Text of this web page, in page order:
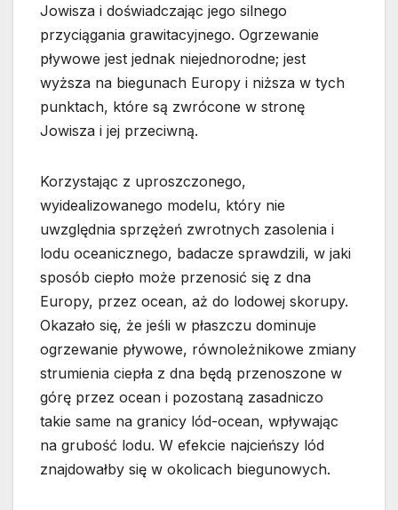
Jowisza i doświadczając jego silnego
przyciągania grawitacyjnego. Ogrzewanie
pływowe jest jednak niejednorodne; jest
wyższa na biegunach Europy i niższa w tych
punktach, które są zwrócone w stronę
Jowisza i jej przeciwną.
Korzystając z uproszczonego,
wyidealizowanego modelu, który nie
uwzględnia sprzężeń zwrotnych zasolenia i
lodu oceanicznego, badacze sprawdzili, w jaki
sposób ciepło może przenosić się z dna
Europy, przez ocean, aż do lodowej skorupy.
Okazało się, że jeśli w płaszczu dominuje
ogrzewanie pływowe, równoleżnikowe zmiany
strumienia ciepła z dna będą przenoszone w
górę przez ocean i pozostaną zasadniczo
takie same na granicy lód-ocean, wpływając
na grubość lodu. W efekcie najcieńszy lód
znajdowałby się w okolicach biegunowych.